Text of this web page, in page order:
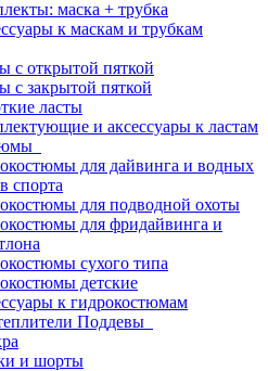
маска + трубка
к маскам и трубкам
с открытой пяткой
с закрытой пяткой
ласты
и аксессуары к ластам
для дайвинга и водных
спорта
для подводной охоты
для фридайвинга и
сухого типа
детские
к гидрокостюмам
Поддевы
и шорты